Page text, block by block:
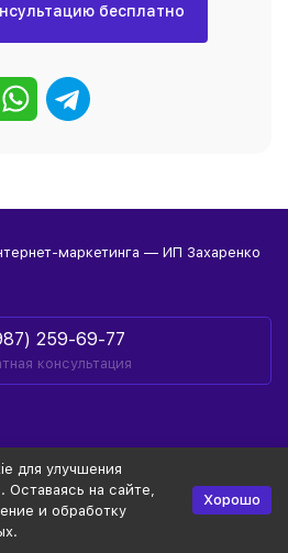
бесплатно
маркетинга — ИП Захаренко
259-69-77
консультация
для улучшения
Оставаясь на сайте,
и обработку
Хорошо